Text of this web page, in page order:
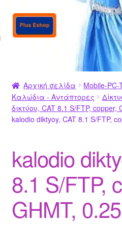
Απευθείας
μετάβαση
Μετάβαση
σε
Αρχική σελίδα Mobile-PC-
Καλώδια - Αντάπτορες
δικτύου, CAT 8.1 S/FTP,
kalodio diktyoy, CAT 8.1 S/FTP,
kalodio
8.1 S/FTP,
GHMT,